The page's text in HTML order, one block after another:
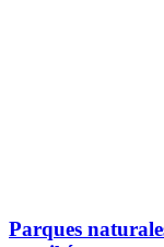
Parques